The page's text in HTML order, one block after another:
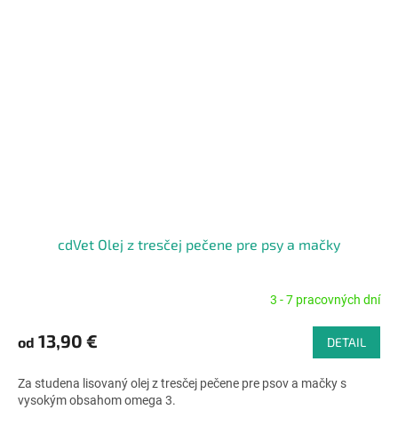
cdVet Olej z tresčej pečene pre psy a mačky
produktu
je
z
5
3 - 7 pracovných dní
od 13,90 € DETAIL
Za studena lisovaný olej z tresčej pečene pre psov a mačky s
vysokým obsahom omega 3.